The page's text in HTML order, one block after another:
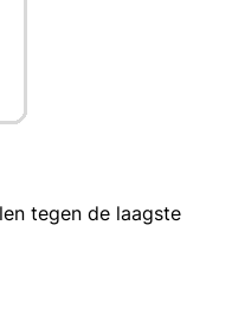
tegen de laagste